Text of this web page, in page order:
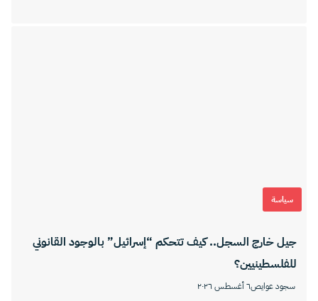
سياسة
جيل خارج السجل.. كيف تتحكم “إسرائيل” بالوجود القانوني
للفلسطينيين؟
سجود عوايص٦ أغسطس ٢٠٢٦